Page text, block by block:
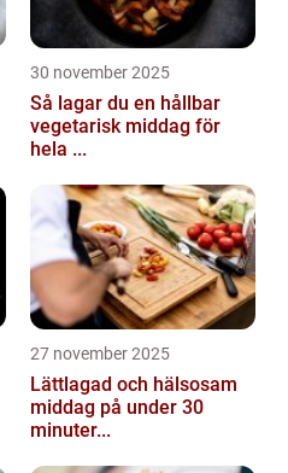
30 november 2025
Så lagar du en hållbar
vegetarisk middag för
hela ...
27 november 2025
Lättlagad och hälsosam
middag på under 30
minuter...